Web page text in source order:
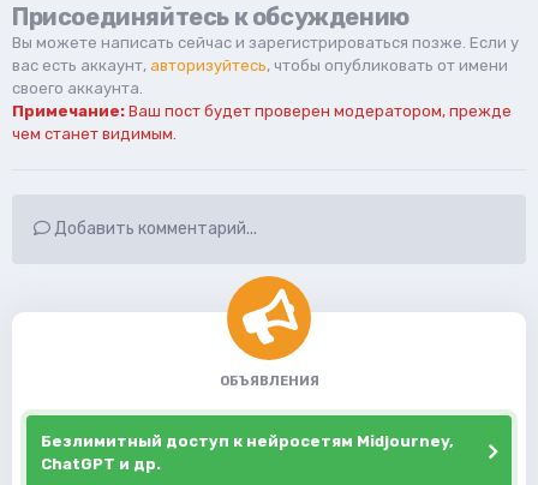
Присоединяйтесь к обсуждению
Вы можете написать сейчас и зарегистрироваться позже. Если у
вас есть аккаунт, авторизуйтесь, чтобы опубликовать от имени
своего аккаунта.
Примечание: Ваш пост будет проверен модератором, прежде
чем станет видимым.
Добавить комментарий...
ОБЪЯВЛЕНИЯ
Безлимитный доступ к нейросетям Midjourney,
ChatGPT и др.